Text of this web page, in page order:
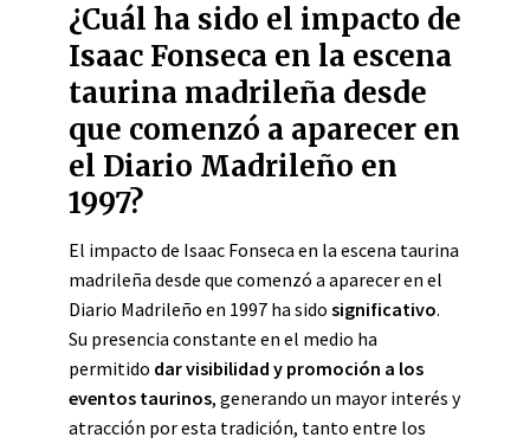
¿Cuál ha sido el impacto de
Isaac Fonseca en la escena
taurina madrileña desde
que comenzó a aparecer en
el Diario Madrileño en
1997?
El impacto de Isaac Fonseca en la escena taurina
madrileña desde que comenzó a aparecer en el
Diario Madrileño en 1997 ha sido significativo.
Su presencia constante en el medio ha
permitido dar visibilidad y promoción a los
eventos taurinos, generando un mayor interés y
atracción por esta tradición, tanto entre los